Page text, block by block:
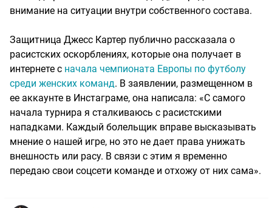
внимание на ситуации внутри собственного состава.
Защитница Джесс Картер публично рассказала о
расистских оскорблениях, которые она получает в
интернете с начала чемпионата Европы по футболу
среди женских команд. В заявлении, размещенном в
ее аккаунте в Инстаграме, она написала: «С самого
начала турнира я сталкиваюсь с расистскими
нападками. Каждый болельщик вправе высказывать
мнение о нашей игре, но это не дает права унижать
внешность или расу. В связи с этим я временно
передаю свои соцсети команде и отхожу от них сама».